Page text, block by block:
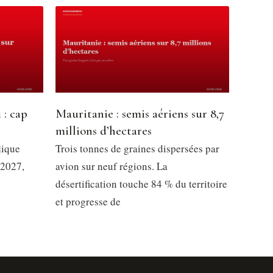
cap
Mauritanie : semis aériens sur 8,7
millions d’hectares
Trois tonnes de graines dispersées par
avion sur neuf régions. La
désertification touche 84 % du territoire
et progresse de